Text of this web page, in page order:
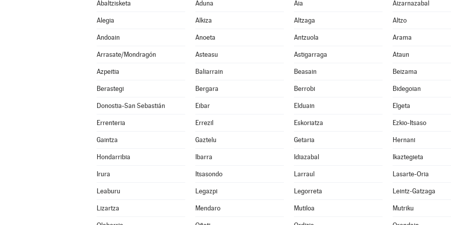
Abaltzisketa Aduna Aia Aizarnazabal
Alegia Alkiza Altzaga Altzo
Andoain Anoeta Antzuola Arama
Arrasate/Mondragón Asteasu Astigarraga Ataun
Azpeitia Baliarrain Beasain Beizama
Berastegi Bergara Berrobi Bidegoian
Donostia-San Sebastián Eibar Elduain Elgeta
Errenteria Errezil Eskoriatza Ezkio-Itsaso
Gaintza Gaztelu Getaria Hernani
Hondarribia Ibarra Idiazabal Ikaztegieta
Irura Itsasondo Larraul Lasarte-Oria
Leaburu Legazpi Legorreta Leintz-Gatzaga
Lizartza Mendaro Mutiloa Mutriku